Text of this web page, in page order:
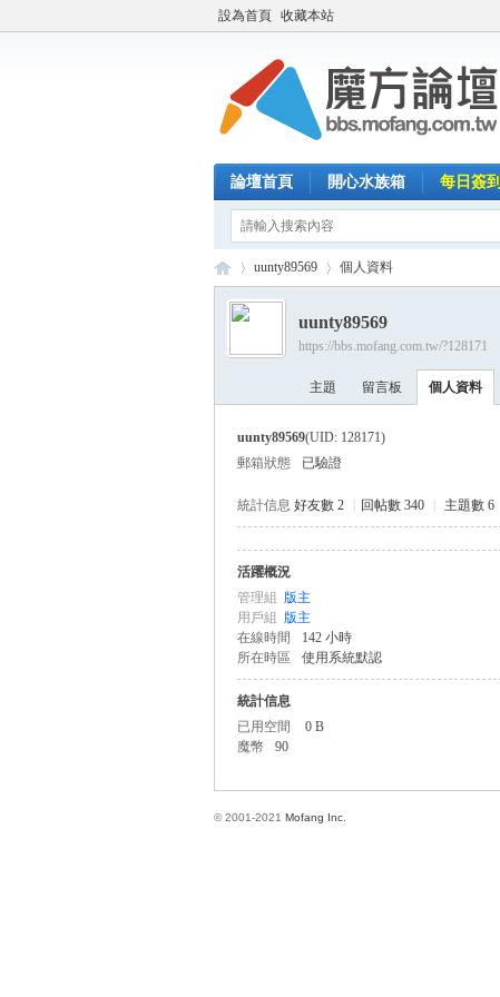
設為首頁 收藏本站
論壇首頁 開心水族箱 每日簽到
›
uunty89569 個人資料
uunty89569
https://bbs.mofang.com.tw/?128171
主題 留言板 個人資料
uunty89569(UID: 128171)
郵箱狀態
已驗證
統計信息 好友數 2 回帖數 340 主題數 6
活躍概況
管理組 版主
用戶組 版主
在線時間
142 小時
所在時區
使用系統默認
統計信息
已用空間
0 B
魔幣
90
© 2001-2021 Mofang Inc.